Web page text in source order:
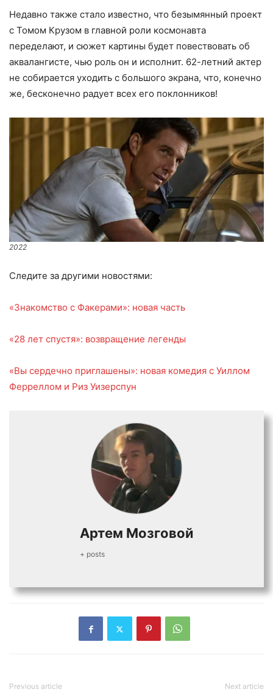
Недавно также стало известно, что безымянный проект
с Томом Крузом в главной роли космонавта
переделают, и сюжет картины будет повествовать об
аквалангисте, чью роль он и исполнит. 62-летний актер
не собирается уходить с большого экрана, что, конечно
же, бесконечно радует всех его поклонников!
2022
Следите за другими новостями:
«Знакомство с Факерами»: новая часть
«28 лет спустя»: возвращение легенды
«Вы сердечно приглашены»: новая комедия с Уиллом
Ферреллом и Риз Уизерспун
Артем Мозговой
+ posts
Previous article Next article